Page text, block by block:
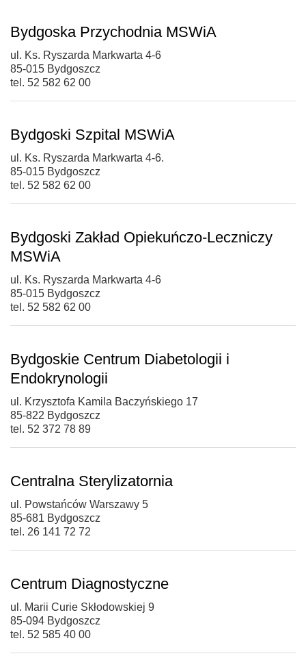
Bydgoska Przychodnia MSWiA
ul. Ks. Ryszarda Markwarta 4-6
85-015 Bydgoszcz
tel. 52 582 62 00
Bydgoski Szpital MSWiA
ul. Ks. Ryszarda Markwarta 4-6.
85-015 Bydgoszcz
tel. 52 582 62 00
Bydgoski Zakład Opiekuńczo-Leczniczy
MSWiA
ul. Ks. Ryszarda Markwarta 4-6
85-015 Bydgoszcz
tel. 52 582 62 00
Bydgoskie Centrum Diabetologii i
Endokrynologii
ul. Krzysztofa Kamila Baczyńskiego 17
85-822 Bydgoszcz
tel. 52 372 78 89
Centralna Sterylizatornia
ul. Powstańców Warszawy 5
85-681 Bydgoszcz
tel. 26 141 72 72
Centrum Diagnostyczne
ul. Marii Curie Skłodowskiej 9
85-094 Bydgoszcz
tel. 52 585 40 00